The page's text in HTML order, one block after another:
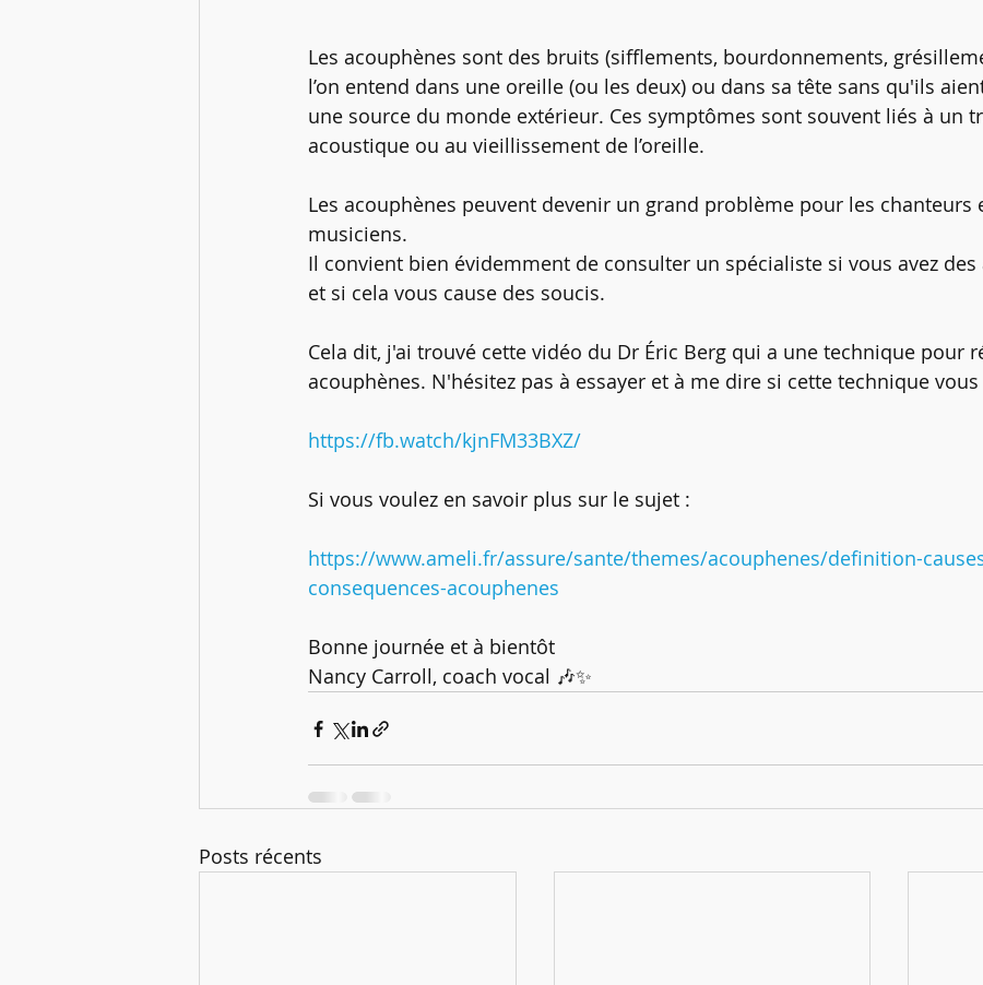
Les acouphènes sont des bruits (sifflements, bourdonnements,
l’on entend dans une oreille (ou les deux) ou dans sa tête sans qu'ils
une source du monde extérieur. Ces symptômes sont souvent liés à un
acoustique ou au vieillissement de l’oreille.
Les acouphènes peuvent devenir un grand problème pour les chanteurs
musiciens.
Il convient bien évidemment de consulter un spécialiste si vous avez des
et si cela vous cause des soucis.
Cela dit, j'ai trouvé cette vidéo du Dr Éric Berg qui a une technique pour
acouphènes. N'hésitez pas à essayer et à me dire si cette technique vous
https://fb.watch/kjnFM33BXZ/
Si vous voulez en savoir plus sur le sujet :
https://www.ameli.fr/assure/sante/themes/acouphenes/definition-
consequences-acouphenes
Bonne journée et à bientôt
Nancy Carroll, coach vocal 🎶✨
Posts récents